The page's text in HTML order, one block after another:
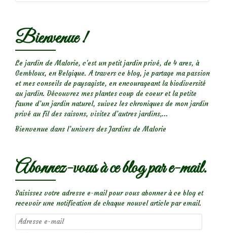
Bienvenue !
Le jardin de Malorie, c'est un petit jardin privé, de 4 ares, à
Gembloux, en Belgique. A travers ce blog, je partage ma passion
et mes conseils de paysagiste, en encourageant la biodiversité
au jardin. Découvrez mes plantes coup de coeur et la petite
faune d’un jardin naturel, suivez les chroniques de mon jardin
privé au fil des saisons, visitez d’autres jardins,...
Bienvenue dans l’univers des Jardins de Malorie
Abonnez-vous à ce blog par e-mail.
Saisissez votre adresse e-mail pour vous abonner à ce blog et
recevoir une notification de chaque nouvel article par email.
Adresse
e-